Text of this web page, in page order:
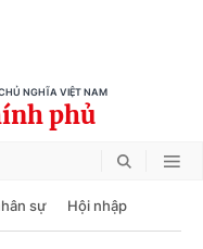
NGHĨA VIỆT NAM
phủ
sự Hội nhập